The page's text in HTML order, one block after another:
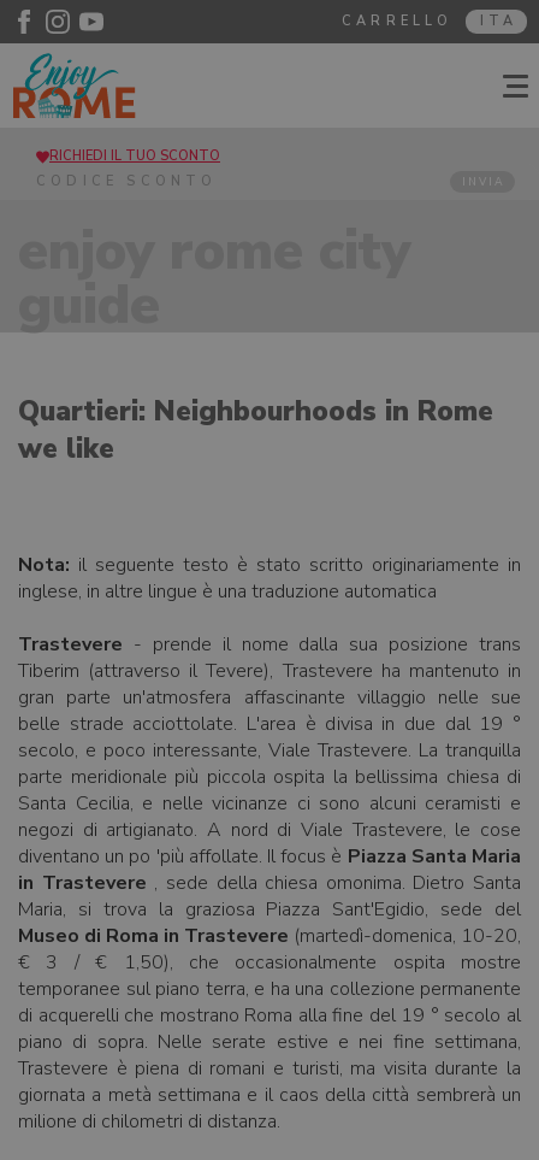
ITA
CARRELLO
RICHIEDI IL TUO SCONTO
INVIA
Quartieri: Neighbourhoods in Rome
we like
Nota: il seguente testo è stato scritto originariamente in
inglese, in altre lingue è una traduzione automatica
Trastevere - prende il nome dalla sua posizione trans
Tiberim (attraverso il Tevere), Trastevere ha mantenuto in
gran parte un'atmosfera affascinante villaggio nelle sue
belle strade acciottolate. L'area è divisa in due dal 19 °
secolo, e poco interessante, Viale Trastevere. La tranquilla
parte meridionale più piccola ospita la bellissima chiesa di
Santa Cecilia, e nelle vicinanze ci sono alcuni ceramisti e
negozi di artigianato. A nord di Viale Trastevere, le cose
diventano un po 'più affollate. Il focus è Piazza Santa Maria
in Trastevere , sede della chiesa omonima. Dietro Santa
Maria, si trova la graziosa Piazza Sant'Egidio, sede del
Museo di Roma in Trastevere (martedì-domenica, 10-20,
€ 3 / € 1,50), che occasionalmente ospita mostre
temporanee sul piano terra, e ha una collezione permanente
di acquerelli che mostrano Roma alla fine del 19 ° secolo al
piano di sopra. Nelle serate estive e nei fine settimana,
Trastevere è piena di romani e turisti, ma visita durante la
giornata a metà settimana e il caos della città sembrerà un
milione di chilometri di distanza.